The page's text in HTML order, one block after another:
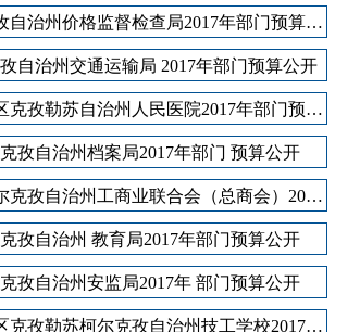
克孜勒苏柯尔克孜自治州价格监督检查局2017年部门预算公开
自治州交通运输局 2017年部门预算公开
新疆维吾尔自治区克孜勒苏自治州人民医院2017年部门预算公开
孜自治州档案局2017年部门 预算公开
新疆克孜勒苏柯尔克孜自治州工商业联合会（总商会）2017年预算公开说明
孜自治州 教育局2017年部门预算公开
孜自治州安监局2017年 部门预算公开
新疆维吾尔自治区克孜勒苏柯尔克孜自治州技工学校2017年部门预算公开